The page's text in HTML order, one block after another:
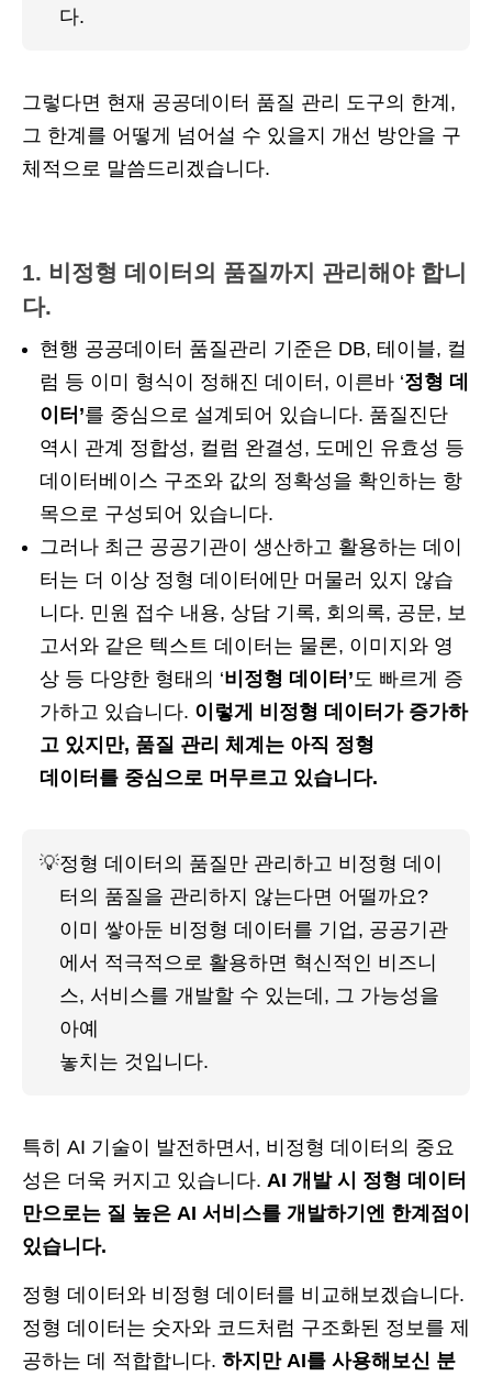
다.
그렇다면 현재 공공데이터 품질 관리 도구의 한계,
그 한계를 어떻게 넘어설 수 있을지 개선 방안을 구
체적으로 말씀드리겠습니다.
1. 비정형 데이터의 품질까지 관리해야 합니
다.
현행 공공데이터 품질관리 기준은 DB, 테이블, 컬
럼 등 이미 형식이 정해진 데이터, 이른바 ‘정형 데
이터’를 중심으로 설계되어 있습니다. 품질진단
역시 관계 정합성, 컬럼 완결성, 도메인 유효성 등
데이터베이스 구조와 값의 정확성을 확인하는 항
목으로 구성되어 있습니다.
그러나 최근 공공기관이 생산하고 활용하는 데이
터는 더 이상 정형 데이터에만 머물러 있지 않습
니다. 민원 접수 내용, 상담 기록, 회의록, 공문, 보
고서와 같은 텍스트 데이터는 물론, 이미지와 영
상 등 다양한 형태의 ‘비정형 데이터’ 도 빠르게 증
가하고 있습니다. 이렇게 비정형 데이터가 증가하
고 있지만, 품질 관리 체계는 아직 정형
데이터를 중심으로 머무르고 있습니다.
💡정형 데이터의 품질만 관리하고 비정형 데이
터의 품질을 관리하지 않는다면 어떨까요?
이미 쌓아둔 비정형 데이터를 기업, 공공기관
에서 적극적으로 활용하면 혁신적인 비즈니
스, 서비스를 개발할 수 있는데, 그 가능성을
아예
놓치는 것입니다.
특히 AI 기술이 발전하면서, 비정형 데이터의 중요
성은 더욱 커지고 있습니다. AI 개발 시 정형 데이터
만으로는 질 높은 AI 서비스를 개발하기엔 한계점이
있습니다.
정형 데이터와 비정형 데이터를 비교해보겠습니다.
정형 데이터는 숫자와 코드처럼 구조화된 정보를 제
공하는 데 적합합니다. 하지만 AI를 사용해보신 분